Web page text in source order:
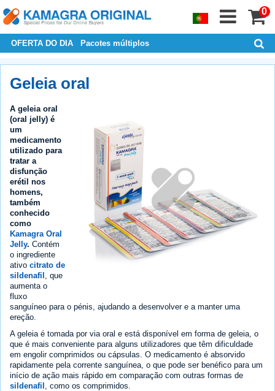
0
OFERTA DO DIA Pacotes múltiplos
Geleia oral
A geleia oral
(oral jelly) é
um
medicamento
utilizado para
tratar a
disfunção
erétil nos
homens,
também
conhecido
como
Kamagra Oral
Jelly. Contém
o ingrediente
ativo citrato de
sildenafil , que
aumenta o
fluxo
sanguíneo para o pénis, ajudando a desenvolver e a manter uma
ereção.
A geleia é tomada por via oral e está disponível em forma de geleia, o
que é mais conveniente para alguns utilizadores que têm dificuldade
em engolir comprimidos ou cápsulas. O medicamento é absorvido
rapidamente pela corrente sanguínea, o que pode ser benéfico para um
início de ação mais rápido em comparação com outras formas de
sildenafil , como os comprimidos.